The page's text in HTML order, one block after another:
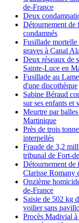
de-France
Deux
Détournement de
condamnés
Fusillade mortelle
graves à Canal
Deux réseaux de
Sainte-Luce en
Fusillade au
d'une discothèque
Sabine Béraud
sur ses enfants et
Meurtre par
Martinique
Près de trois
interpellés
Fraude de 3,2
tribunal de Fort-
Détournement de
Clarisse Romany
Onzième
de-France
Saisie de 502 kg
voilier sans
Procès Madivial